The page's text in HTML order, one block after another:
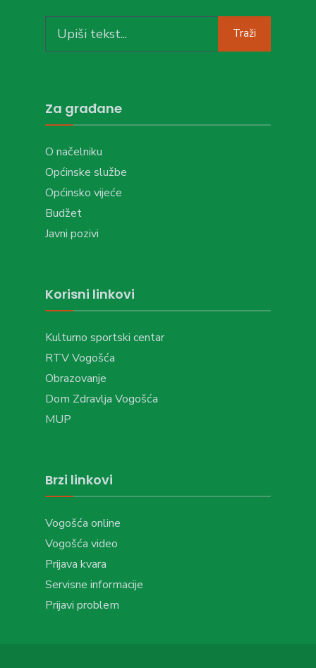
for:
Traži
Za građane
O načelniku
Općinske službe
Općinsko vijeće
Budžet
Javni pozivi
Korisni linkovi
Kulturno sportski centar
RTV Vogošća
Obrazovanje
Dom Zdravlja Vogošća
MUP
Brzi linkovi
Vogošća online
Vogošća video
Prijava kvara
Servisne informacije
Prijavi problem